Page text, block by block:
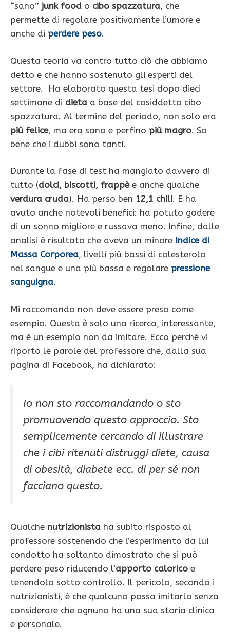
“sano” junk food o cibo spazzatura, che
permette di regolare positivamente l’umore e
anche di perdere peso.
Questa teoria va contro tutto ciò che abbiamo
detto e che hanno sostenuto gli esperti del
settore. Ha elaborato questa tesi dopo dieci
settimane di dieta a base del cosiddetto cibo
spazzatura. Al termine del periodo, non solo era
più felice, ma era sano e perfino più magro. So
bene che i dubbi sono tanti.
Durante la fase di test ha mangiato davvero di
tutto (dolci, biscotti, frappèe anche qualche
verdura cruda). Ha perso ben 12,1 chili. E ha
avuto anche notevoli benefici: ha potuto godere
di un sonno migliore e russava meno. Infine, dalle
analisi è risultato che aveva un minore Indice di
Massa Corporea, livelli più bassi di colesterolo
nel sangue e una più bassa e regolare pressione
sanguigna.
Mi raccomando non deve essere preso come
esempio. Questa è solo una ricerca, interessante,
ma è un esempio non da imitare. Ecco perché vi
riporto le parole del professore che, dalla sua
pagina di Facebook, ha dichiarato:
Io non sto raccomandando o sto
promuovendo questo approccio. Sto
semplicemente cercando di illustrare
che i cibi ritenuti distruggi diete, causa
di obesità, diabete ecc. di per sé non
facciano questo.
Qualche nutrizionista ha subito risposto al
professore sostenendo che l’esperimento da lui
condotto ha soltanto dimostrato che si può
perdere peso riducendo l’apporto calorico e
tenendolo sotto controllo. Il pericolo, secondo i
nutrizionisti, è che qualcuno possa imitarlo senza
considerare che ognuno ha una sua storia clinica
e personale.